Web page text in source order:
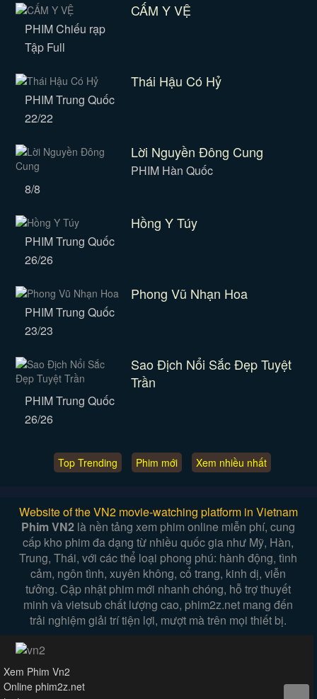
CẤM Y VỆ
PHIM Chiếu rạp
Tập Full
Thái Hậu Có Hỷ
PHIM Trung Quốc
22/22
Lời Nguyền Đông Cung
PHIM Hàn Quốc
8/8
Hồng Y Túy
PHIM Trung Quốc
26/26
Phong Vũ Nhạn Hoa
PHIM Trung Quốc
23/23
Sao Địch Nổi Sắc Đẹp Tuyệt
Trần
PHIM Trung Quốc
26/26
Top Trending Phim mới Xem nhiều nhất
Website of the VN2 movie-watching platform in Vietnam
Phim VN2 là nền tảng xem phim online miễn phí, cung
cấp kho phim đa dạng từ nhiều quốc gia như Mỹ, Hàn,
Trung, Thái, với các thể loại phong phú: hành động, tình
cảm, ngôn tình, xuyên không, cổ trang, kinh dị, viễn
tưởng. Cập nhật phim mới nhanh chóng, hỗ trợ thuyết
minh và vietsub chất lượng cao, phim2z.net mang đến
trải nghiệm giải trí tiện lợi, mượt mà trên mọi thiết bị.
Xem Phim Vn2
Online phim2z.net